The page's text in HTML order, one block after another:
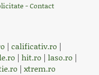
- Contact
| calificativ.ro |
| hit.ro | laso.ro |
| xtrem.ro